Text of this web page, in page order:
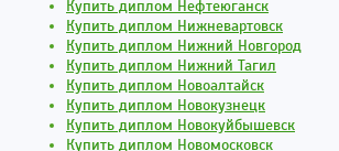
Купить диплом Нефтеюганск
Купить диплом Нижневартовск
Купить диплом Нижний Новгород
Купить диплом Нижний Тагил
Купить диплом Новоалтайск
Купить диплом Новокузнецк
Купить диплом Новокуйбышевск
Купить диплом Новомосковск